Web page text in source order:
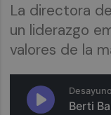
La directora
un liderazgo
valores de la